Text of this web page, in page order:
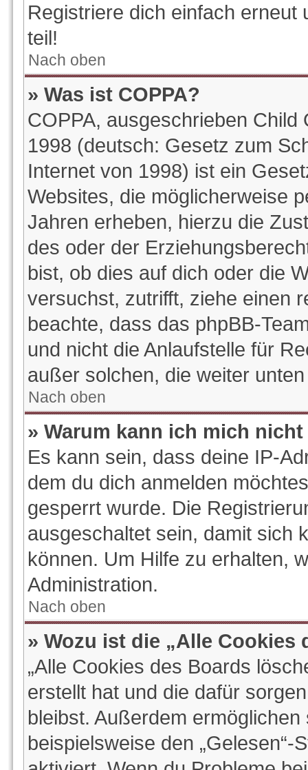
Registriere dich einfach
teil!
Nach oben
» Was ist COPPA?
COPPA, ausgeschrieben
1998 (deutsch: Gesetz zum
Internet von 1998) ist ein
Websites, die möglicherweise
Jahren erheben, hierzu die
des oder der
bist, ob dies auf dich oder die
versuchst, zutrifft, ziehe einen
beachte, dass das phpBB-
und nicht die Anlaufstelle für
außer solchen, die weiter
Nach oben
» Warum kann ich mich
Es kann sein, dass deine IP-
dem du dich anmelden
gesperrt wurde. Die
ausgeschaltet sein, damit sich
können. Um Hilfe zu erhalten,
Administration.
Nach oben
» Wozu ist die „Alle
„Alle Cookies des Boards
erstellt hat und die dafür
bleibst. Außerdem
beispielsweise den